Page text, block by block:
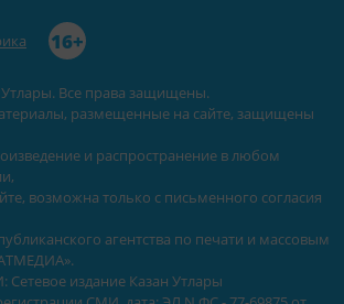
Утлары. Все права защищены.
размещенные на сайте, защищены
и распространение в любом
возможна только с письменного согласия
агентства по печати и массовым
издание Казан Утлары
16+